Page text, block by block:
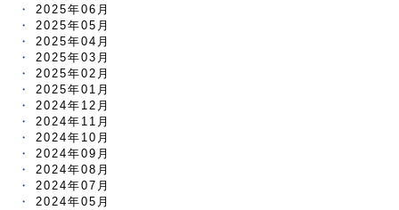
2025年06月
2025年05月
2025年04月
2025年03月
2025年02月
2025年01月
2024年12月
2024年11月
2024年10月
2024年09月
2024年08月
2024年07月
2024年05月